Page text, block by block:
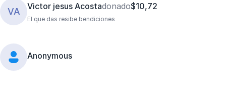
VA Victor jesus Acostadonado$10,72
El que das resibe bendiciones
Anonymous